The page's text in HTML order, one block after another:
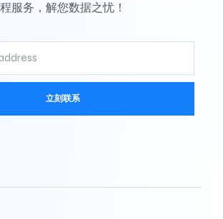
服务，解您数据之忧！
立刻联系